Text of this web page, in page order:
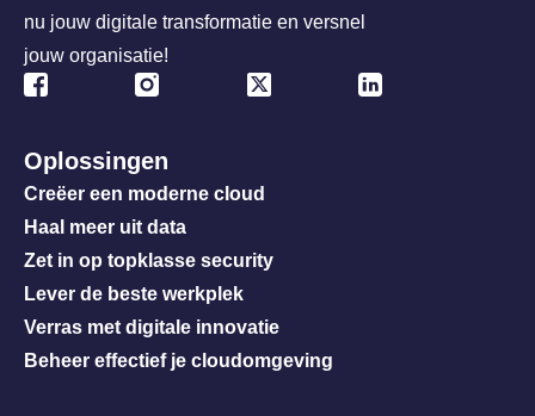
nu jouw digitale transformatie en versnel
jouw organisatie!
Oplossingen
Creëer een moderne cloud
Haal meer uit data
Zet in op topklasse security
Lever de beste werkplek
Verras met digitale innovatie
Beheer effectief je cloudomgeving